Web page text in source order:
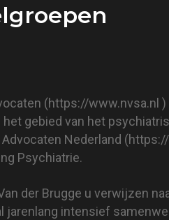
(https://www.nvsa.nl )
gebied van het
Nederland (
Psychiatrie.
der Brugge u verwijzen
jarenlang intensief